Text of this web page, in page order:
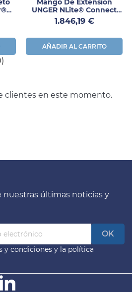
UNGER NLite® Connect
3,41 M Carbono Ultra
HiMod
Precio
1.846,19 €
AÑADIR AL CARRITO
clientes en este momento.
últimas noticias y
y condiciones y la política